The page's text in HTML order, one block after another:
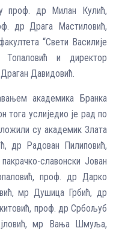
проф. др Милан Кулић,
др Драга Мастиловић,
“Свети Василије
и директор
Давидовић.
академика Бранка
тога услиједио је рад по
су академик Злата
др Радован Пилиповић,
славонски Јован
проф. др Дарко
мр Душица Грбић, др
проф. др Србољуб
мр Вања Шмуља,